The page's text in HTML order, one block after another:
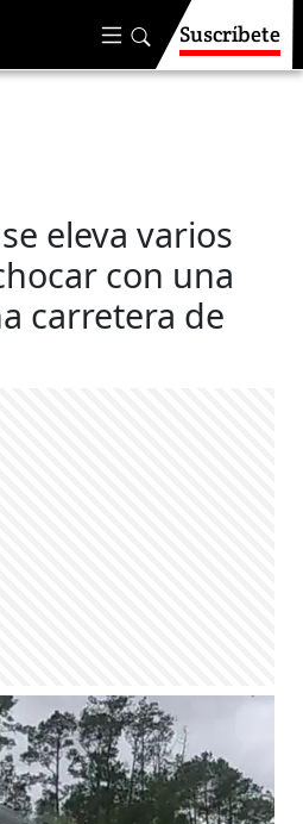
Suscríbete
eleva varios
con una
carretera de